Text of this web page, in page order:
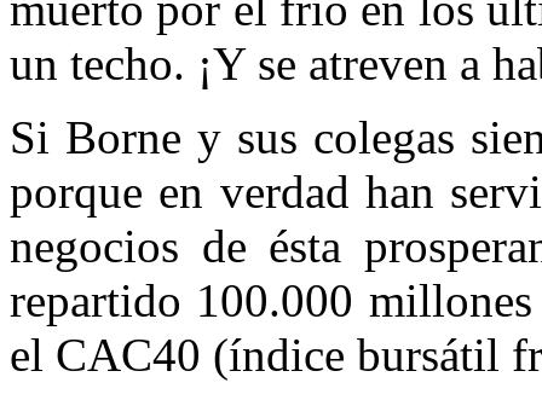
un techo. ¡Y se atreven a
Si Borne y sus colegas
porque en verdad han
negocios de ésta
repartido 100.000
el CAC40 (índice bursátil